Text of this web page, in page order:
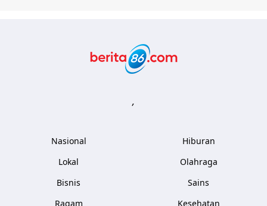
,
Nasional
Lokal
Bisnis
Ragam
Hiburan
Olahraga
Sains
Kesehatan